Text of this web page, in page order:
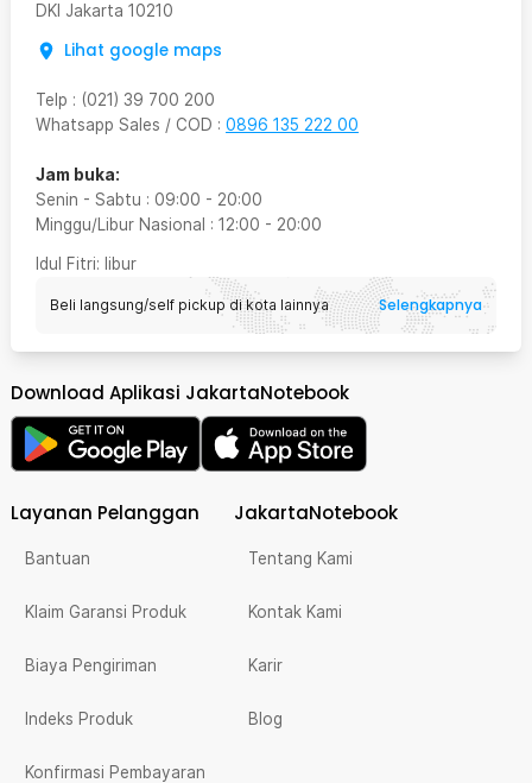
DKI Jakarta 10210
Lihat google maps
Telp : (021) 39 700 200
Whatsapp Sales / COD : 0896 135 222 00
Jam buka:
Senin - Sabtu : 09:00 - 20:00
Minggu/Libur Nasional : 12:00 - 20:00
Idul Fitri: libur
Beli langsung/self pickup di kota lainnya Selengkapnya
Download Aplikasi JakartaNotebook
Layanan Pelanggan
Bantuan
Klaim Garansi Produk
Biaya Pengiriman
Indeks Produk
Konfirmasi Pembayaran
JakartaNotebook
Tentang Kami
Kontak Kami
Karir
Blog